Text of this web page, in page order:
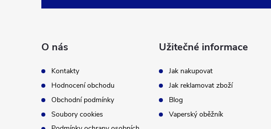
O nás
Kontakty
Hodnocení obchodu
Obchodní podmínky
Soubory cookies
Užitečné informace
Jak nakupovat
Jak reklamovat zboží
Blog
Vaperský oběžník